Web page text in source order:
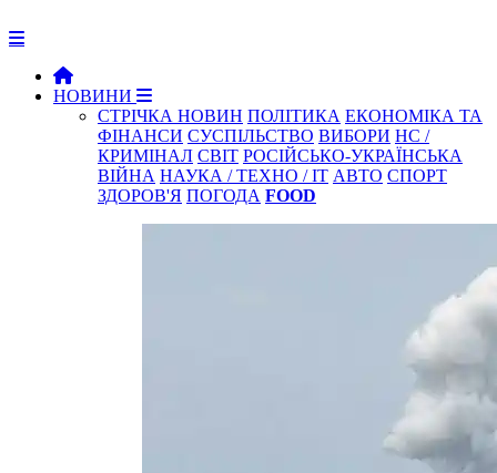
НОВИНИ
СТРІЧКА НОВИН ПОЛІТИКА ЕКОНОМІКА ТА
ФІНАНСИ СУСПІЛЬСТВО ВИБОРИ НС /
КРИМІНАЛ СВІТ РОСІЙСЬКО-УКРАЇНСЬКА
ВІЙНА НАУКА / ТЕХНО / IT АВТО СПОРТ
ЗДОРОВ'Я ПОГОДА FOOD